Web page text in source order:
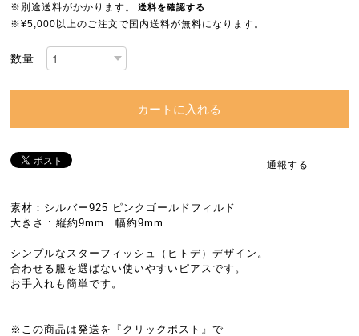
※別途送料がかかります。 送料を確認する
※¥5,000以上のご注文で国内送料が無料になります。
数量
カートに入れる
通報する
素材：シルバー925 ピンクゴールドフィルド
大きさ : 縦約9mm 幅約9mm
シンプルなスターフィッシュ（ヒトデ）デザイン。
合わせる服を選ばない使いやすいピアスです。
お手入れも簡単です。
※この商品は発送を『クリックポスト』で